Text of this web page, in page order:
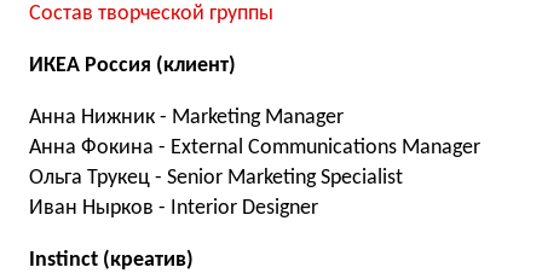
Состав творческой группы
ИКЕА Россия (клиент)
Анна Нижник - Marketing Manager
Анна Фокина - External Communications Manager
Ольга Трукец - Senior Marketing Specialist
Иван Нырков - Interior Designer
Instinct (креатив)